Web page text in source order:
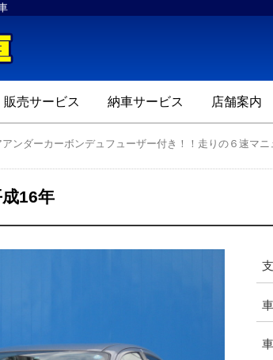
販売サービス 納車サービス 店舗案内
ンダーカーボンデュフューザー付き！！走りの６速マニ
16年